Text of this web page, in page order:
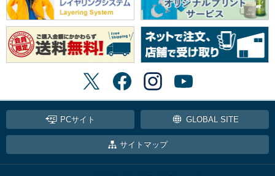
PCサイト GLOBAL SITE
サイトマップ